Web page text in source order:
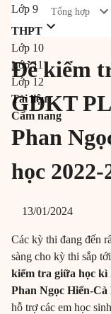
Lớp 9
THPT
Lớp 10
Lớp 11
Lớp 12
Tài liệu
Cẩm nang
Tổng hợp
Đề kiểm
GDKT
Phan
học
13/01/2024
Các kỳ thi đang đến
sàng cho kỳ thi sắp
kiểm tra giữa học
Phan Ngọc Hiển-Cà
hỗ trợ các em học